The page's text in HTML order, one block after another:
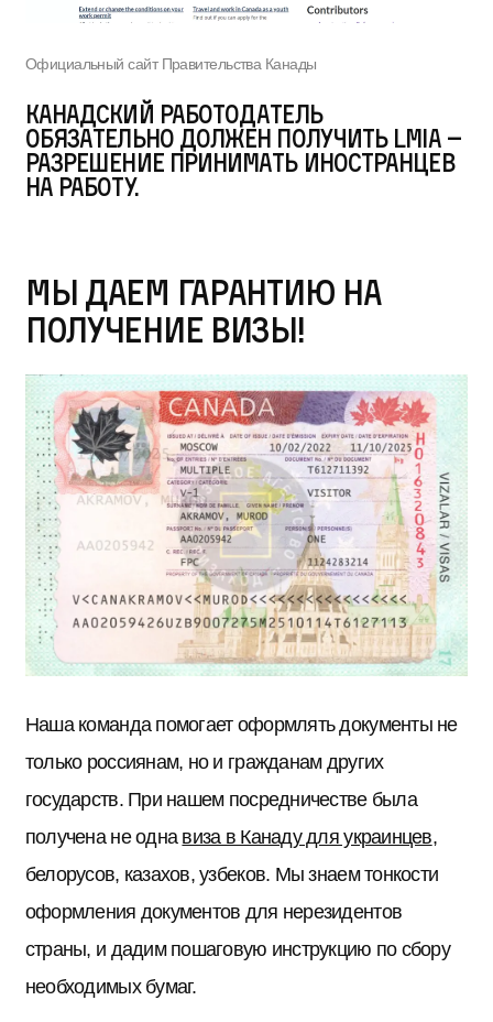
Официальный сайт Правительства Канады
Канадский работодатель
обязательно должен получить LMIA –
разрешение принимать иностранцев
на работу.
Мы даем гарантию на
получение визы!
Наша команда помогает оформлять документы не
только россиянам, но и гражданам других
государств. При нашем посредничестве была
получена не однавиза в Канаду для украинцев,
белорусов, казахов, узбеков. Мы знаем тонкости
оформления документов для нерезидентов
страны, и дадим пошаговую инструкцию по сбору
необходимых бумаг.